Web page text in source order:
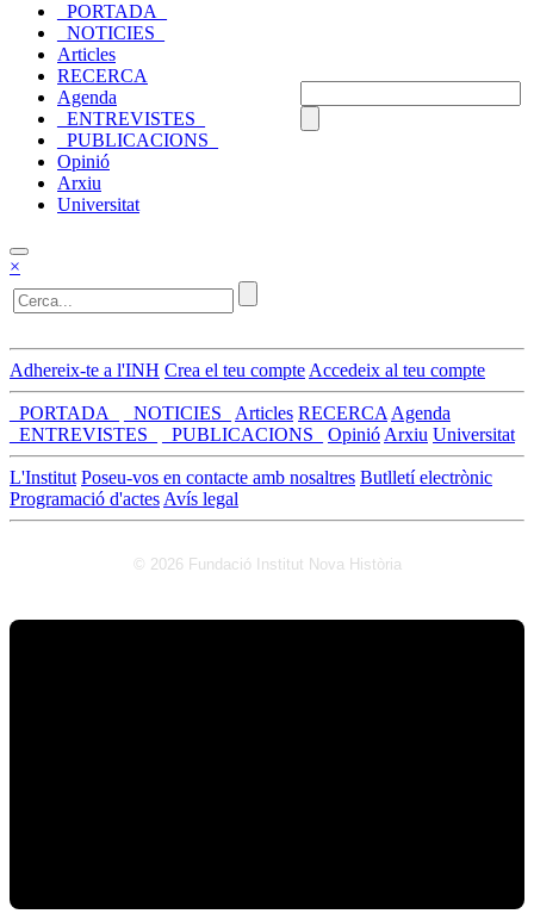
_PORTADA_
_NOTICIES_
Articles
RECERCA
Agenda
_ENTREVISTES_
_PUBLICACIONS_
Opinió
Arxiu
Universitat
×
Adhereix-te a l'INH Crea el teu compte Accedeix al teu compte
_PORTADA_ _NOTICIES_ Articles RECERCA Agenda
_ENTREVISTES_
_PUBLICACIONS_ Opinió Arxiu Universitat
L'Institut Poseu-vos en contacte amb nosaltres Butlletí electrònic
Programació d'actes Avís legal
© 2026 Fundació Institut Nova Història